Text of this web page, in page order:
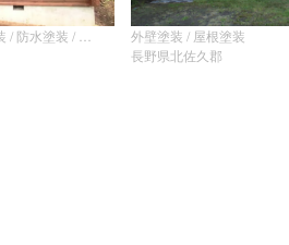
外壁塗装 / 屋根塗装
長野県北佐久郡